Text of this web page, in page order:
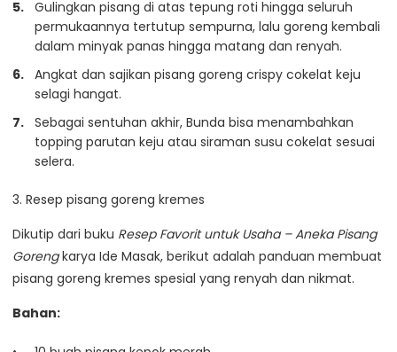
Gulingkan pisang di atas tepung roti hingga seluruh
permukaannya tertutup sempurna, lalu goreng kembali
dalam minyak panas hingga matang dan renyah.
Angkat dan sajikan pisang goreng crispy cokelat keju
selagi hangat.
Sebagai sentuhan akhir, Bunda bisa menambahkan
topping parutan keju atau siraman susu cokelat sesuai
selera.
3. Resep pisang goreng kremes
Dikutip dari buku Resep Favorit untuk Usaha – Aneka Pisang
Gorengkarya Ide Masak, berikut adalah panduan membuat
pisang goreng kremes spesial yang renyah dan nikmat.
Bahan: